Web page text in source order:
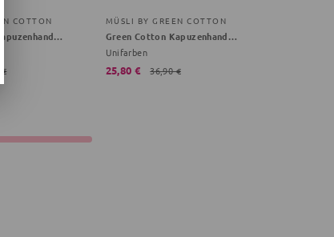
COTTON
Green Cotton Kapuzenhandtuch
€
MÜSLI BY GREEN COTTON
Green Cotton Kapuzenhandtuch braun Onesize Baby
Unifarben
25,80 € 36,90 €